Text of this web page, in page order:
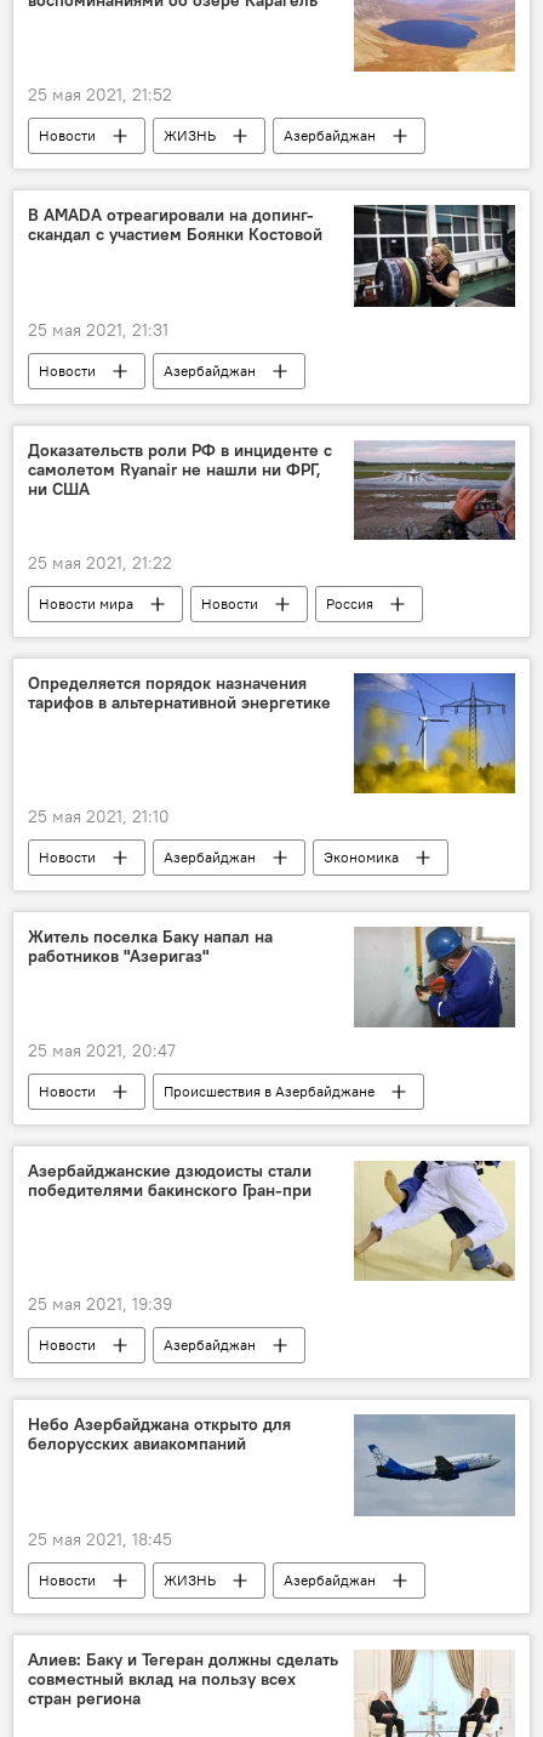
25 мая 2021, 21:52
Новости ЖИЗНЬ
Азербайджан
Карагёль
Лачин
В AMADA отреагировали на допинг-
скандал с участием Боянки Костовой
25 мая 2021, 21:31
Новости
Азербайджан
Новости мира
Спорт
ЖИЗНЬ
Допинг
Боянка Костова
Национальное антидопинговое агентство Азербайджана (AMADA)
Доказательств роли РФ в инциденте с
самолетом Ryanair не нашли ни ФРГ,
ни США
25 мая 2021, 21:22
Новости мира Новости
Россия
США
Беларусь
Определяется порядок назначения
тарифов в альтернативной энергетике
25 мая 2021, 21:10
Новости Азербайджан
Экономика
ТЕХНОЛОГИИ
ЖИЗНЬ
Альтернативная энергетика
Житель поселка Баку напал на
работников "Азеригаз"
25 мая 2021, 20:47
Новости
Происшествия в Азербайджане
Происшествия
ЖИЗНЬ
Экономика
ПО Azəriqaz
Сотрудники
нападение
Обман
Азербайджанские дзюдоисты стали
победителями бакинского Гран-при
25 мая 2021, 19:39
Новости
Азербайджан
Новости мира
Спорт
ЖИЗНЬ
дзюдо
Победители
гран-при
Дзюдо
Небо Азербайджана открыто для
белорусских авиакомпаний
25 мая 2021, 18:45
Новости ЖИЗНЬ
Азербайджан
Новости мира
Беларусь
Воздушное пространство
Алиев: Баку и Тегеран должны сделать
совместный вклад на пользу всех
стран региона